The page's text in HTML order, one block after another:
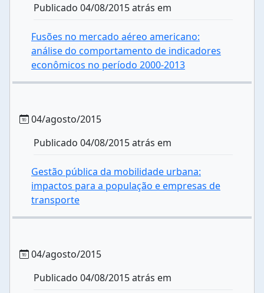
Publicado 04/08/2015 atrás em
Fusões no mercado aéreo americano:
análise do comportamento de indicadores
econômicos no período 2000-2013
04/agosto/2015
Publicado 04/08/2015 atrás em
Gestão pública da mobilidade urbana:
impactos para a população e empresas de
transporte
04/agosto/2015
Publicado 04/08/2015 atrás em